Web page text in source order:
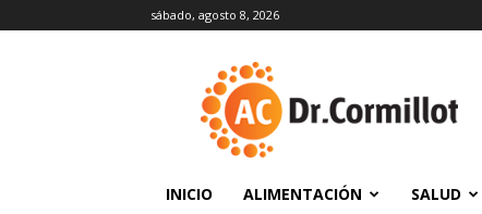
sábado, agosto 8, 2026
INICIO ALIMENTACIÓN SALUD